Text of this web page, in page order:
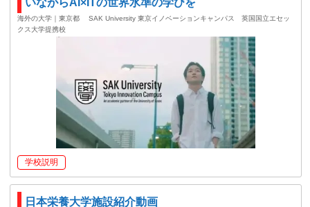
いながらAI×ITの世界水準の学びを
海外の大学｜東京都
SAK University 東京イノベーションキャンパス 英国国立エセッ
クス大学提携校
学校説明
日本栄養大学施設紹介動画